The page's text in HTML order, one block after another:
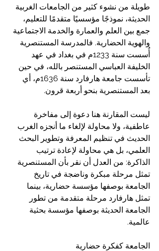
طويلة من نشوء كثير من الجامعات الغربية
الحديثة، نموذجًا مؤسسيًا متقدمًا للتعليم،
جمع بين العلم والعمارة والخدمة الاجتماعية
والهوية الحضارية. فالمدرسة المستنصرية
أُسست سنة 1233م في بغداد في عهد
الخليفة العباسي المستنصر بالله، في حين
تأسست جامعة هارفارد سنة 1636م، أي
بعد المستنصرية بنحو أربعة قرون.
ليست المقارنة هنا دعوة إلى مفاخرة
عاطفية، ولا محاولة لإلغاء ما أنجزه الغرب
الحديث في تنظيم المعرفة وتطوير البحث
العلمي، بل هي محاولة لإعادة ترتيب
الذاكرة: من العدل أن نقر بأن المستنصرية
تمثل مرحلة مبكرة وناضجة في تاريخ
الجامعة بوصفها مؤسسة حضارية، بينما
تمثل هارفارد مرحلة متقدمة من تطور
الجامعة الحديثة بوصفها مؤسسة بحثية
عالمية.
الجامعة كفكرة حضارية